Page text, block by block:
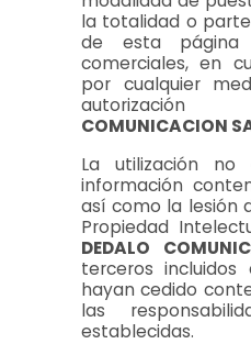
la totalidad o
de esta
comerciales, en
por cualquier
COMUNICACION
La utilización no
información
así como la lesión
Propiedad
DEDALO
terceros
hayan cedido
las
establecidas.